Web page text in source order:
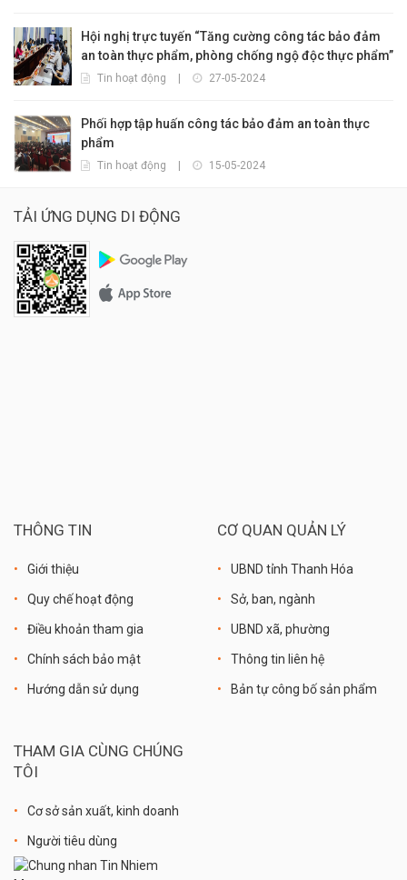
Hội nghị trực tuyến “Tăng cường công tác bảo đảm
an toàn thực phẩm, phòng chống ngộ độc thực phẩm”
Tin hoạt động 27-05-2024
Phối hợp tập huấn công tác bảo đảm an toàn thực
phẩm
Tin hoạt động 15-05-2024
TẢI ỨNG DỤNG DI ĐỘNG
THÔNG TIN
Giới thiệu
Quy chế hoạt động
Điều khoản tham gia
Chính sách bảo mật
Hướng dẫn sử dụng
CƠ QUAN QUẢN LÝ
UBND tỉnh Thanh Hóa
Sở, ban, ngành
UBND xã, phường
Thông tin liên hệ
Bản tự công bố sản phẩm
THAM GIA CÙNG CHÚNG
TÔI
Cơ sở sản xuất, kinh doanh
Người tiêu dùng